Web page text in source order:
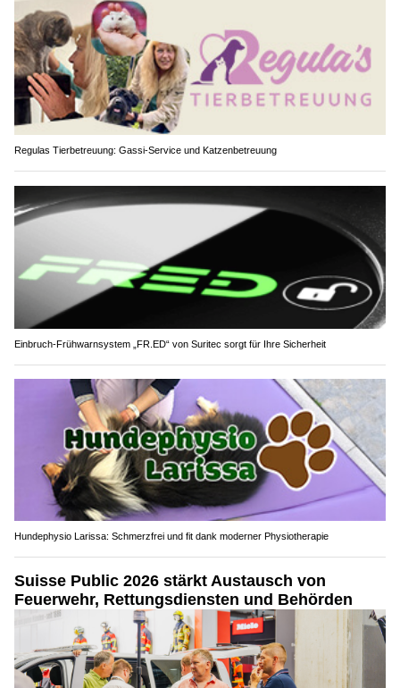
Regulas Tierbetreuung: Gassi-Service und Katzenbetreuung
Einbruch-Frühwarnsystem „FR.ED“ von Suritec sorgt für Ihre Sicherheit
Hundephysio Larissa: Schmerzfrei und fit dank moderner Physiotherapie
Suisse Public 2026 stärkt Austausch von
Feuerwehr, Rettungsdiensten und Behörden